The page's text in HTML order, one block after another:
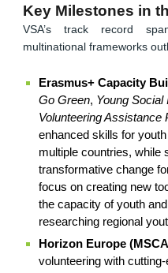
Key Milestones in
VSA’s track record
multinational frameworks
Erasmus+ Capacity
Go Green, Young Social
Volunteering Assistance
enhanced skills for
multiple countries, while
transformative change
focus on creating new
the capacity of youth
researching regional
Horizon Europe
volunteering with